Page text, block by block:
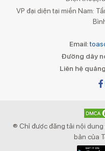
VP đại diện tại miền Nam:
Email:
Đường dây
Liên hệ
® Chỉ được đăng tải nội
bản của